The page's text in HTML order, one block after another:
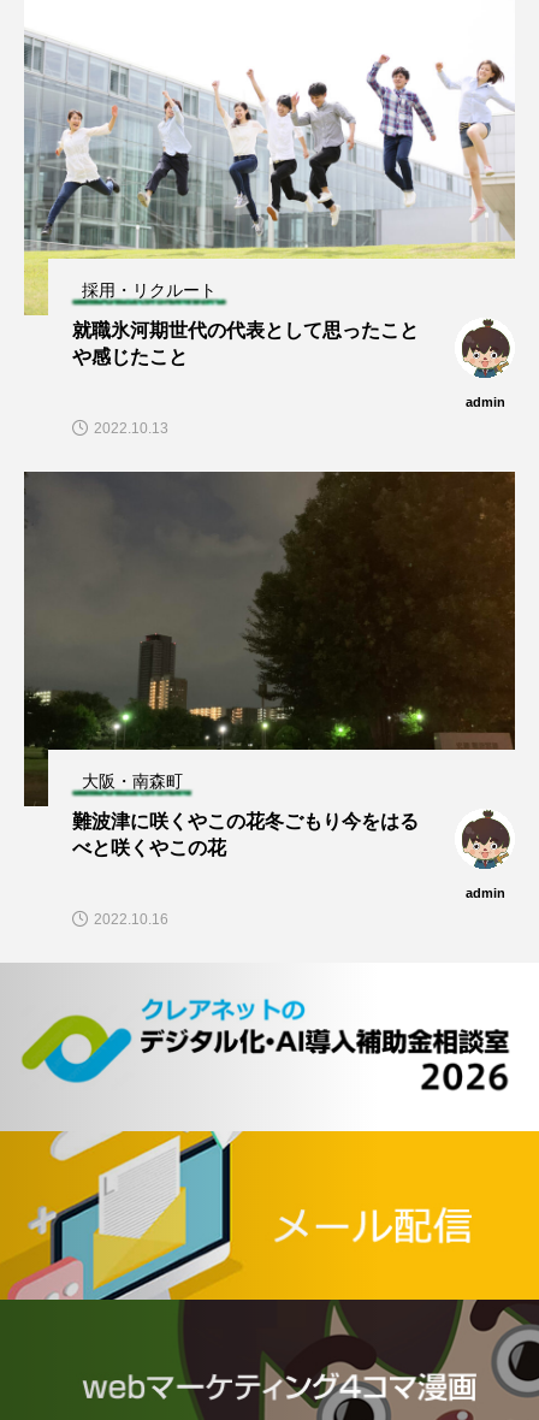
採用・リクルート
就職氷河期世代の代表として思ったこと
や感じたこと
admin
2022.10.13
大阪・南森町
難波津に咲くやこの花冬ごもり今をはる
べと咲くやこの花
admin
2022.10.16